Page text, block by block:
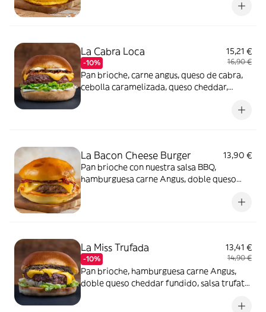
La Cabra Loca
-10%
15,21 €
16,90 €
Pan brioche, carne angus, queso de cabra,
cebolla caramelizada, queso cheddar,
La Bacon Cheese Burger
13,90 €
Pan brioche con nuestra salsa BBQ,
hamburguesa carne Angus, doble queso
La Miss Trufada
-10%
13,41 €
14,90 €
Pan brioche, hamburguesa carne Angus,
doble queso cheddar fundido, salsa trufata